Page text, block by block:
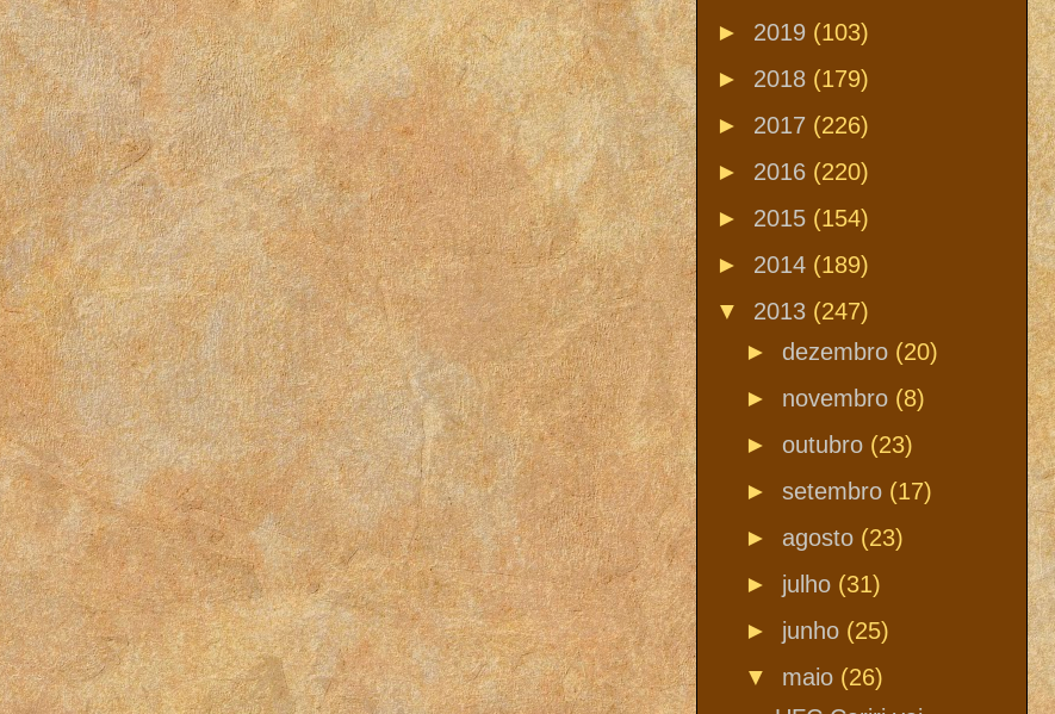
► 2019 (103)
► 2018 (179)
► 2017 (226)
► 2016 (220)
► 2015 (154)
► 2014 (189)
▼ 2013 (247)
► dezembro (20)
► novembro (8)
► outubro (23)
► setembro (17)
► agosto (23)
► julho (31)
► junho (25)
▼ maio (26)